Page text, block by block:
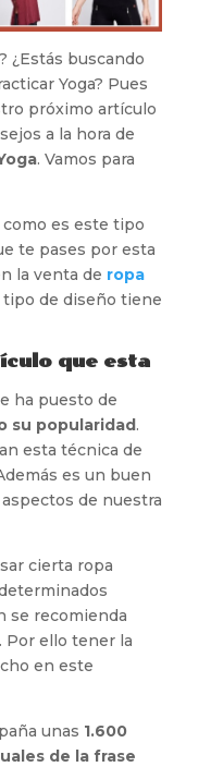
¿Estás buscando
Yoga? Pues
próximo artículo
a la hora de
. Vamos para
es este tipo
te pases por esta
la venta de ropa
de diseño tiene
que esta
ha puesto de
su popularidad.
esta técnica de
es un buen
de nuestra
cierta ropa
se recomienda
Por ello tener la
en este
unas 1.600
de la frase